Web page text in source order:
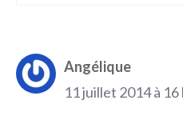
Angélique
11 juillet 2014 à 16